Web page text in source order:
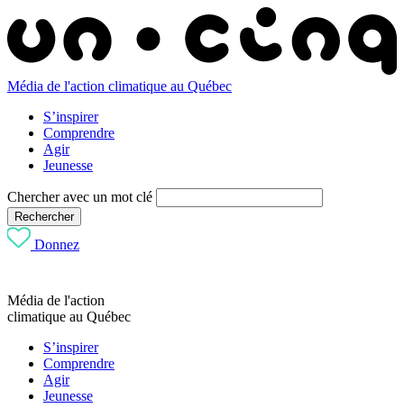
Média de l'action climatique au Québec
S’inspirer
Comprendre
Agir
Jeunesse
Chercher avec un mot clé
Rechercher
Donnez
Média de l'action
climatique au Québec
S’inspirer
Comprendre
Agir
Jeunesse